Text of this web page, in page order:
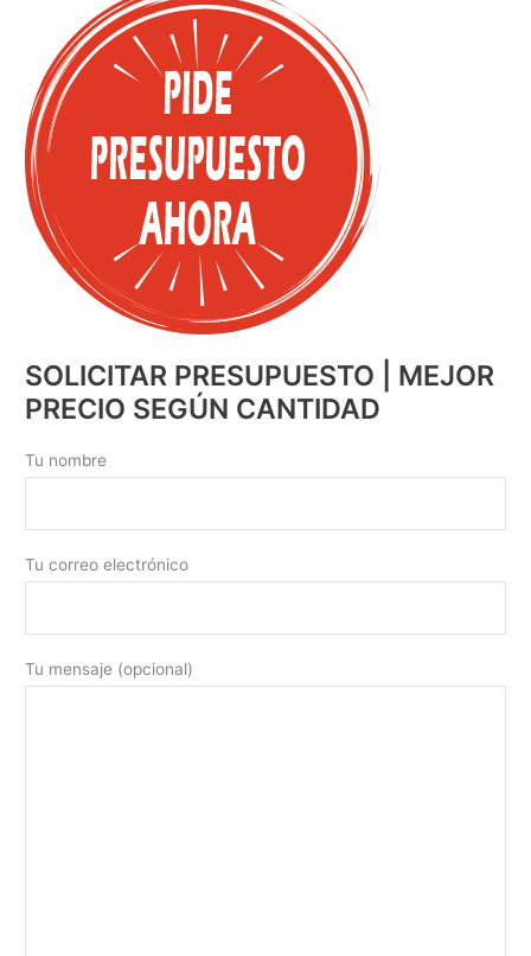
SOLICITAR PRESUPUESTO | MEJOR
PRECIO SEGÚN CANTIDAD
Tu nombre
Tu correo electrónico
Tu mensaje (opcional)